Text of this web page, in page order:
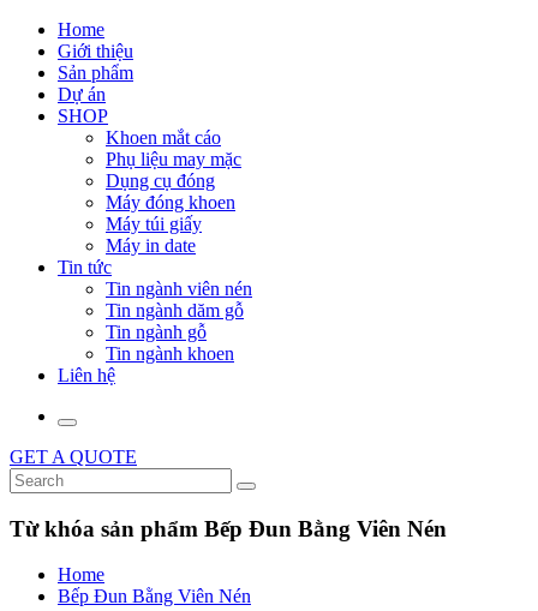
Home
Giới thiệu
Sản phẩm
Dự án
SHOP
Khoen mắt cáo
Phụ liệu may mặc
Dụng cụ đóng
Máy đóng khoen
Máy túi giấy
Máy in date
Tin tức
Tin ngành viên nén
Tin ngành dăm gỗ
Tin ngành gỗ
Tin ngành khoen
Liên hệ
GET A QUOTE
Từ khóa sản phẩm Bếp Đun Bằng Viên Nén
Home
Bếp Đun Bằng Viên Nén